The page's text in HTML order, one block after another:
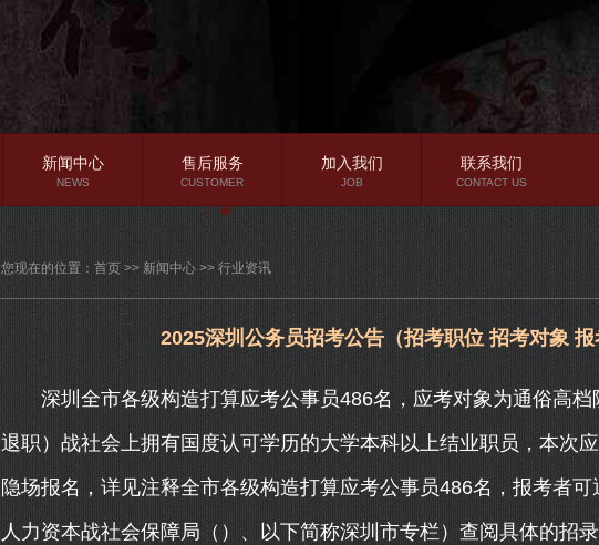
行业资讯
常见问题
新闻中心
NEWS
售后服务
CUSTOMER
加入我们
JOB
联系我们
CONTACT US
您现在的位置： 首页 >> 新闻中心 >> 行业资讯
2025深圳公务员招考公告（招考职位 招考对象
深圳全市各级构造打算应考公事员486名，应考对象为通俗高档
退职）战社会上拥有国度认可学历的大学本科以上结业职员，本次
隐场报名，详见注释全市各级构造打算应考公事员486名，报考者
人力资本战社会保障局（）、以下简称深圳市专栏）查阅具体的招